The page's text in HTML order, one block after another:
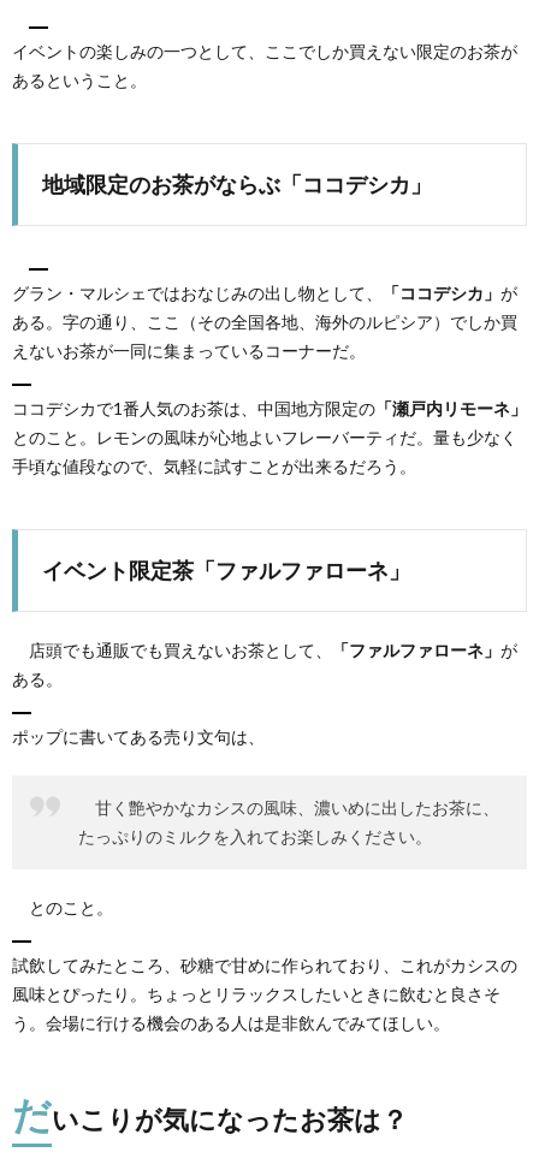
イベントの楽しみの一つとして、ここでしか買えない限定のお茶が
あるということ。
地域限定のお茶がならぶ「ココデシカ」
グラン・マルシェではおなじみの出し物として、 「ココデシカ」 が
ある。字の通り、ここ（その全国各地、海外のルピシア）でしか買
えないお茶が一同に集まっているコーナーだ。
ココデシカで1番人気のお茶は、中国地方限定の 「瀬戸内リモーネ」
とのこと。レモンの風味が心地よいフレーバーティだ。量も少なく
手頃な値段なので、気軽に試すことが出来るだろう。
イベント限定茶「ファルファローネ」
店頭でも通販でも買えないお茶として、 「ファルファローネ」 が
ある。
ポップに書いてある売り文句は、
甘く艶やかなカシスの風味、濃いめに出したお茶に、
たっぷりのミルクを入れてお楽しみください。
とのこと。
試飲してみたところ、砂糖で甘めに作られており、これがカシスの
風味とぴったり。ちょっとリラックスしたいときに飲むと良さそ
う。会場に行ける機会のある人は是非飲んでみてほしい。
だいこりが気になったお茶は？